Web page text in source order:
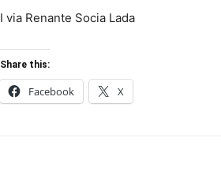
I via Renante Socia Lada
Share this:
Facebook X